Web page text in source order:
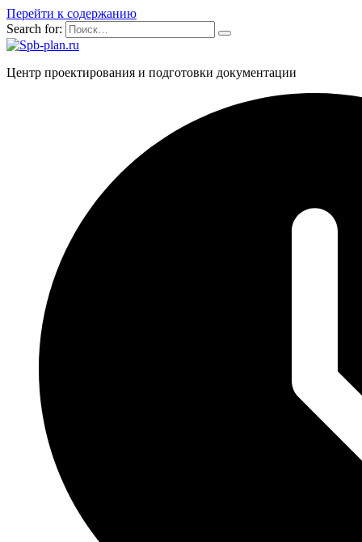
Перейти к содержанию
Search for:
Центр проектирования и подготовки документации